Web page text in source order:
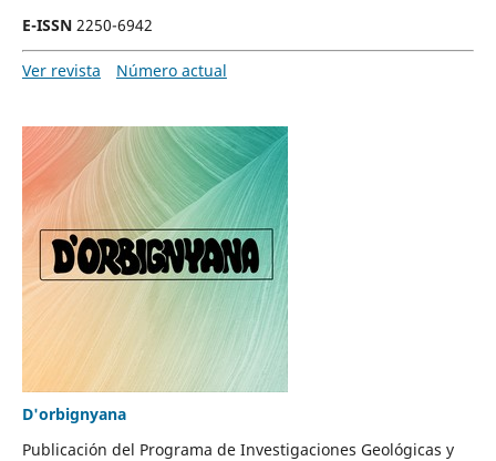
E-ISSN2250-6942
Ver revista Número actual
D'orbignyana
Publicación del Programa de Investigaciones Geológicas y